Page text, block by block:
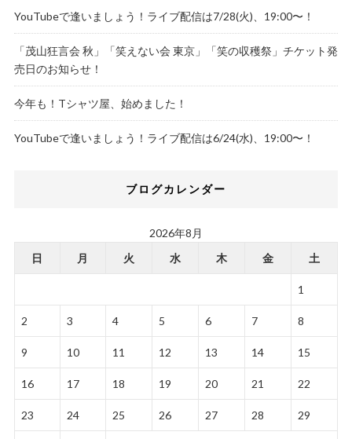
YouTubeで逢いましょう！ライブ配信は7/28(火)、19:00〜！
「茂山狂言会 秋」「笑えない会 東京」「笑の収穫祭」チケット発
売日のお知らせ！
今年も！Tシャツ屋、始めました！
YouTubeで逢いましょう！ライブ配信は6/24(水)、19:00〜！
ブログカレンダー
2026年8月
日
月 火 水 木 金 土
1
2 3 4 5 6 7 8
9 10 11 12 13 14 15
16 17 18 19 20 21 22
23 24 25 26 27 28 29